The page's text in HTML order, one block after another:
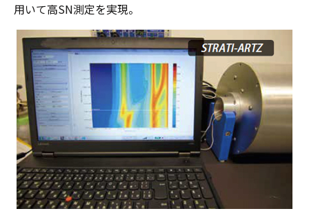
用いて高SN測定を実現。